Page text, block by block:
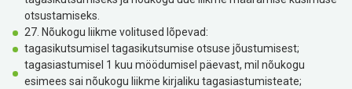
otsustamiseks.
27. Nõukogu liikme volitused lõpevad:
tagasikutsumisel tagasikutsumise otsuse jõustumisest;
tagasiastumisel 1 kuu möödumisel päevast, mil nõukogu
esimees sai nõukogu liikme kirjaliku tagasiastumisteate;